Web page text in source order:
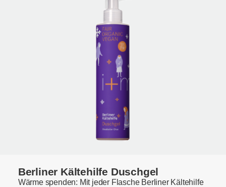
Berliner Kältehilfe Duschgel
Wärme spenden: Mit jeder Flasche Berliner Kältehilfe